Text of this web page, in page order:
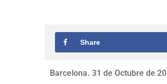
Share
Barcelona. 31 de Octubre de